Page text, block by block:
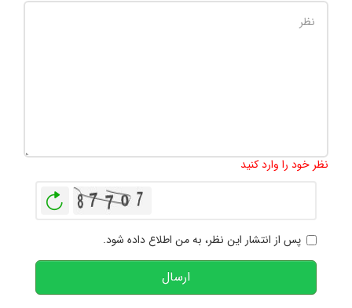
نظر خود را وارد کنید
پس از انتشار این نظر، به من اطلاع داده شود.
ارسال